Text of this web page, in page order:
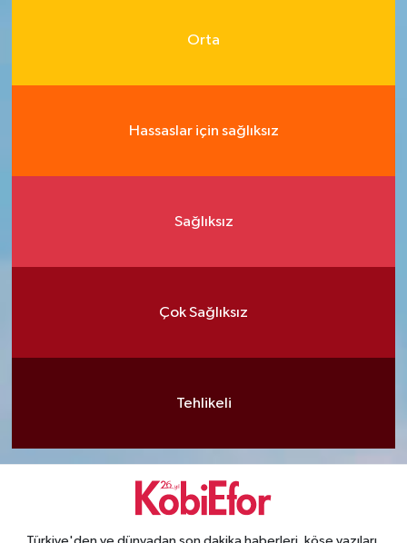
Orta
Hassaslar için sağlıksız
Sağlıksız
Çok Sağlıksız
Tehlikeli